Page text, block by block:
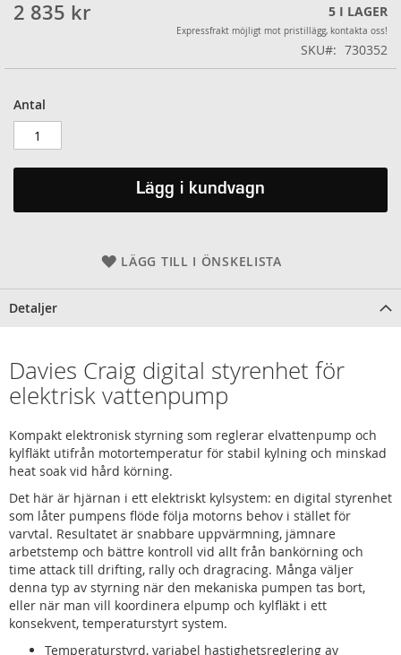
2 835 kr 5 I LAGER
Expressfrakt möjligt mot pristillägg, kontakta oss!
SKU 730352
Antal
Lägg i kundvagn
LÄGG TILL I ÖNSKELISTA
bildgalleriet
Detaljer
Davies Craig digital styrenhet för
elektrisk vattenpump
Kompakt elektronisk styrning som reglerar elvattenpump och
kylfläkt utifrån motortemperatur för stabil kylning och minskad
heat soak vid hård körning.
Det här är hjärnan i ett elektriskt kylsystem: en digital styrenhet
som låter pumpens flöde följa motorns behov i stället för
varvtal. Resultatet är snabbare uppvärmning, jämnare
arbetstemp och bättre kontroll vid allt från bankörning och
time attack till drifting, rally och dragracing. Många väljer
denna typ av styrning när den mekaniska pumpen tas bort,
eller när man vill koordinera elpump och kylfläkt i ett
konsekvent, temperaturstyrt system.
Temperaturstyrd, variabel hastighetsreglering av